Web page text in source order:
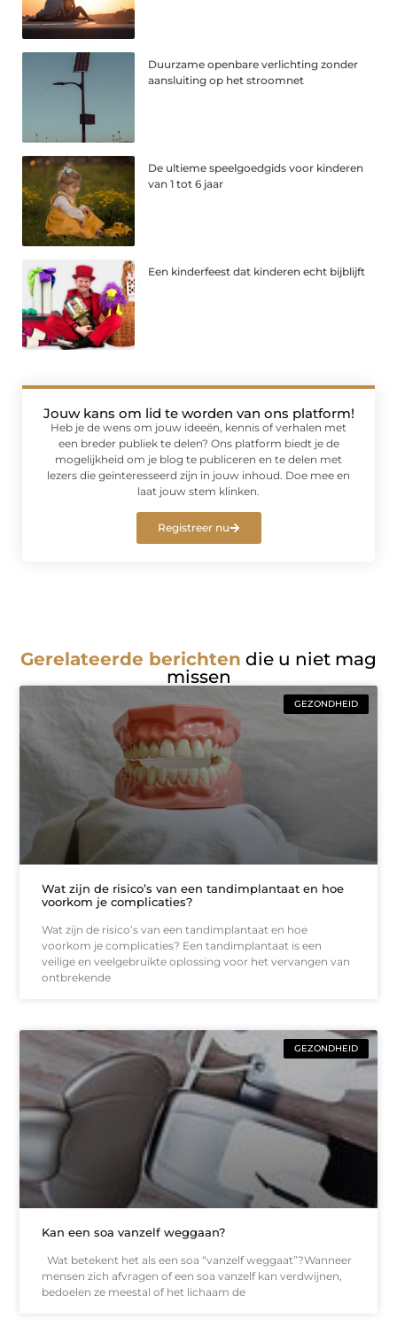
Duurzame openbare verlichting zonder
aansluiting op het stroomnet
De ultieme speelgoedgids voor kinderen
van 1 tot 6 jaar
Een kinderfeest dat kinderen echt bijblijft
Jouw kans om lid te worden van ons platform!
Heb je de wens om jouw ideeën, kennis of verhalen met
een breder publiek te delen? Ons platform biedt je de
mogelijkheid om je blog te publiceren en te delen met
lezers die geïnteresseerd zijn in jouw inhoud. Doe mee en
laat jouw stem klinken.
Registreer nu
Gerelateerde berichten die u niet mag
missen
GEZONDHEID
Wat zijn de risico’s van een tandimplantaat en hoe
voorkom je complicaties?
Wat zijn de risico’s van een tandimplantaat en hoe
voorkom je complicaties? Een tandimplantaat is een
veilige en veelgebruikte oplossing voor het vervangen van
ontbrekende
GEZONDHEID
Kan een soa vanzelf weggaan?
Wat betekent het als een soa “vanzelf weggaat”?Wanneer
mensen zich afvragen of een soa vanzelf kan verdwijnen,
bedoelen ze meestal of het lichaam de